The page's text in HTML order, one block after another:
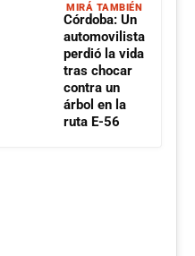
MIRÁ TAMBIÉN
Córdoba: Un
automovilista
perdió la vida
tras chocar
contra un
árbol en la
ruta E-56